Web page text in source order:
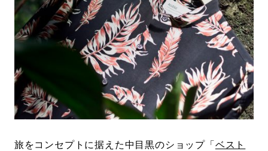
#GH 銘品の所以 #フイナムのYouTube
#Commune H #FOCUS IT #AH.H
#ととけん #FASHION #MUSIC #MOVIE
#LIFESTYLE #SNEAKER #OUTDOOR
#HANDSOME HANDBOOK
旅をコンセプトに据えた中目黒のショップ「ベスト